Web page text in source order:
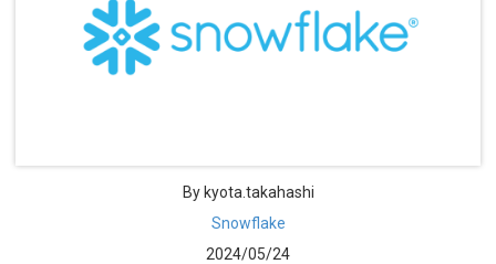
By kyota.takahashi
Snowflake
2024/05/24